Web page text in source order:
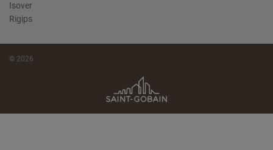
Isover
Rigips
© 2026